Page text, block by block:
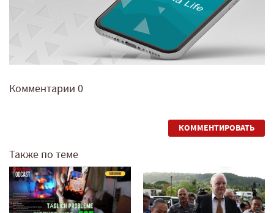
Комментарии 0
КОММЕНТИРОВАТЬ
Также по теме